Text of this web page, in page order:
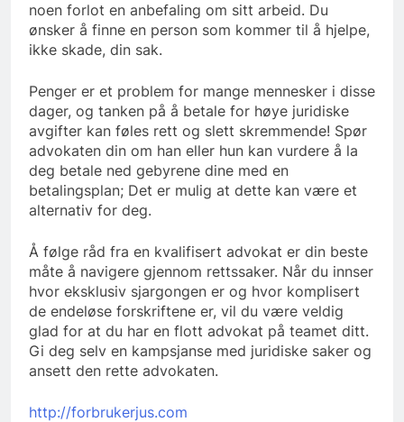
noen forlot en anbefaling om sitt arbeid. Du
ønsker å finne en person som kommer til å hjelpe,
ikke skade, din sak.
Penger er et problem for mange mennesker i disse
dager, og tanken på å betale for høye juridiske
avgifter kan føles rett og slett skremmende! Spør
advokaten din om han eller hun kan vurdere å la
deg betale ned gebyrene dine med en
betalingsplan; Det er mulig at dette kan være et
alternativ for deg.
Å følge råd fra en kvalifisert advokat er din beste
måte å navigere gjennom rettssaker. Når du innser
hvor eksklusiv sjargongen er og hvor komplisert
de endeløse forskriftene er, vil du være veldig
glad for at du har en flott advokat på teamet ditt.
Gi deg selv en kampsjanse med juridiske saker og
ansett den rette advokaten.
http://forbrukerjus.com